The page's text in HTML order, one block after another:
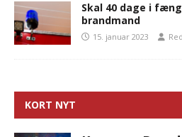
Skal 40 dage i
brandmand
15. januar 2023
KORT NYT